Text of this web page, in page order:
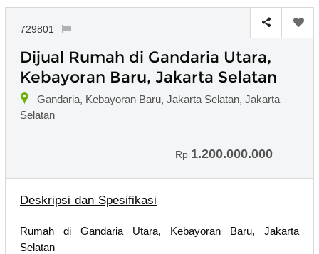
729801
Dijual Rumah di Gandaria Utara,
Kebayoran Baru, Jakarta Selatan
Gandaria, Kebayoran Baru, Jakarta Selatan, Jakarta
Selatan
Rp 1.200.000.000
Deskripsi dan Spesifikasi
Rumah di Gandaria Utara, Kebayoran Baru, Jakarta
Selatan